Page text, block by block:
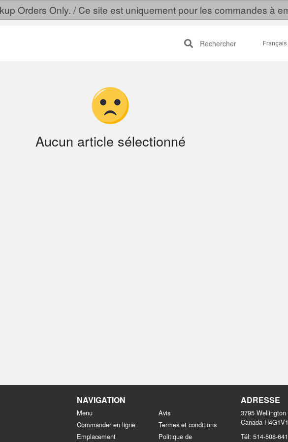
Orders Only. / Ce site est uniquement pour les commandes à
Français
Rechercher
Aucun article sélectionné
NAVIGATION
Menu
Commander en ligne
Emplacement
Avis
Termes et conditions
Politique de
ADRESSE
3795
Canada H4G1V1
Tél: 514-508-